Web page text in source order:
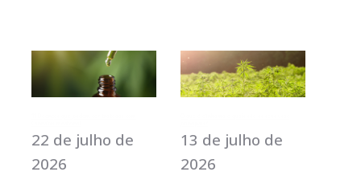
22 de julho de
2026
13 de julho de
2026